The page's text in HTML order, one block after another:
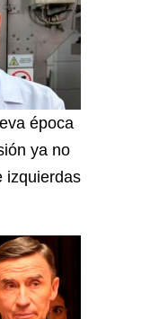
época
ya no
izquierdas